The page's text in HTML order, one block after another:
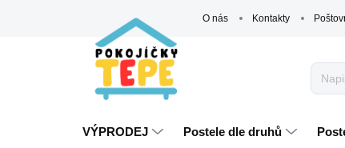
O nás Kontakty
VÝPRODEJ Postele dle druhů